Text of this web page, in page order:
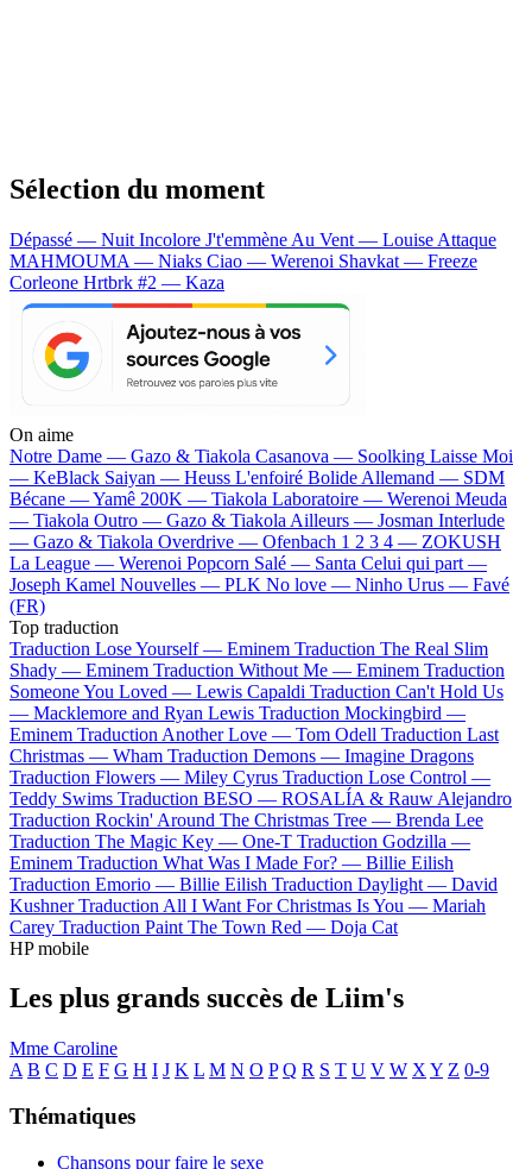
Sélection du moment
Dépassé — Nuit Incolore J't'emmène Au Vent — Louise Attaque
MAHMOUMA — Niaks Ciao — Werenoi Shavkat — Freeze
Corleone Hrtbrk #2 — Kaza
On aime
Notre Dame — Gazo & Tiakola Casanova — Soolking Laisse Moi
— KeBlack Saiyan — Heuss L'enfoiré Bolide Allemand — SDM
Bécane —Yamê 200K — Tiakola Laboratoire — Werenoi Meuda
— Tiakola Outro — Gazo & Tiakola Ailleurs — Josman Interlude
— Gazo & Tiakola Overdrive — Ofenbach 1 2 3 4 — ZOKUSH
La League — Werenoi Popcorn Salé — Santa Celui qui part —
Joseph Kamel Nouvelles — PLK No love — Ninho Urus — Favé
(FR)
Top traduction
Traduction Lose Yourself — Eminem Traduction The Real Slim
Shady — Eminem Traduction Without Me — Eminem Traduction
Someone You Loved — Lewis Capaldi Traduction Can't Hold Us
— Macklemore and Ryan Lewis Traduction Mockingbird —
Eminem Traduction Another Love — Tom Odell Traduction Last
Christmas — Wham Traduction Demons — Imagine Dragons
Traduction Flowers — Miley Cyrus Traduction Lose Control —
Teddy Swims Traduction BESO — ROSALÍA & Rauw Alejandro
Traduction Rockin' Around The Christmas Tree — Brenda Lee
Traduction The Magic Key — One-T Traduction Godzilla —
Eminem Traduction What Was I Made For? — Billie Eilish
Traduction Emorio — Billie Eilish Traduction Daylight — David
Kushner Traduction All I Want For Christmas Is You — Mariah
Carey Traduction Paint The Town Red — Doja Cat
HP mobile
Les plus grands succès de Liim's
Mme Caroline
A B C D E F G H I J K L M N O P Q R S T U V W X Y Z 0-9
Thématiques
Chansons pour faire le sexe